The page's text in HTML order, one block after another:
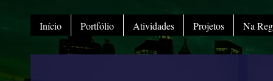
Início Portfólio Atividades Projetos Na